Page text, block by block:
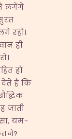
लगेंगे
रहो।
ही
हो
देते हैं कि
जाती
यम-